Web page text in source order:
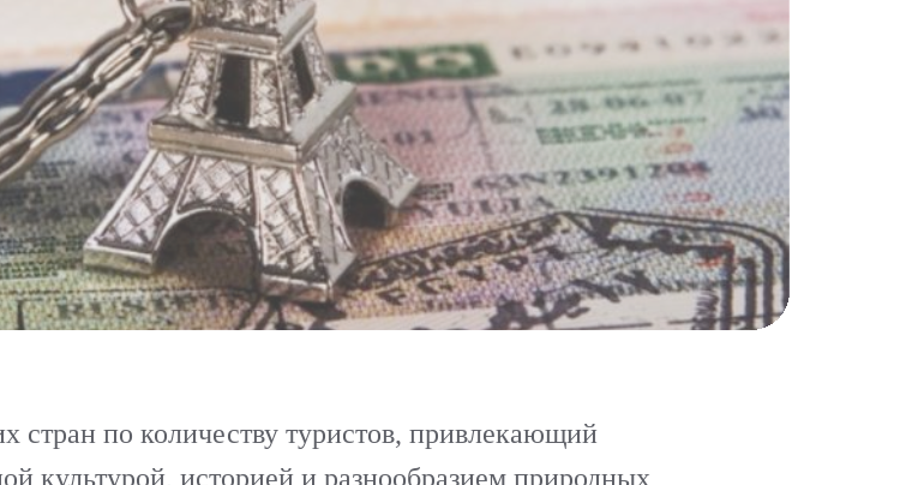
стран по количеству туристов, привлекающий
культурой, историей и разнообразием природных